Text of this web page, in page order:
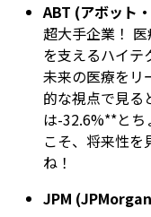
ABT (アボット
超大手企業！
を支えるハイテ
未来の医療をリ
的な視点で見る
は-32.6%**とち
こそ、将来性を
ね！
JPM